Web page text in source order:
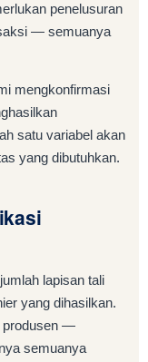
penelusuran
— semuanya
mengkonfirmasi
satu variabel akan
yang dibutuhkan.
lapisan tali
yang dihasilkan.
produsen —
semuanya